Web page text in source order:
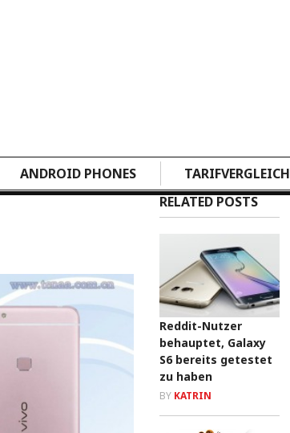
ANDROID PHONES TARIFVERGLEICH
RELATED POSTS
Reddit-Nutzer
behauptet, Galaxy
S6 bereits getestet
zu haben
BY KATRIN